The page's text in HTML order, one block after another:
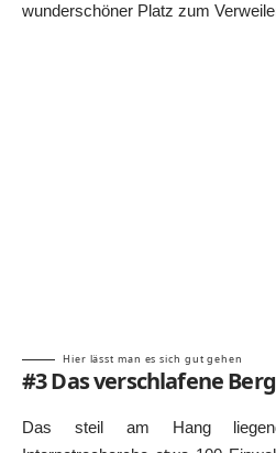
wunderschöner Platz zum
Hier lässt man es sich gut gehen
#3 Das verschlafene
Das steil am Hang